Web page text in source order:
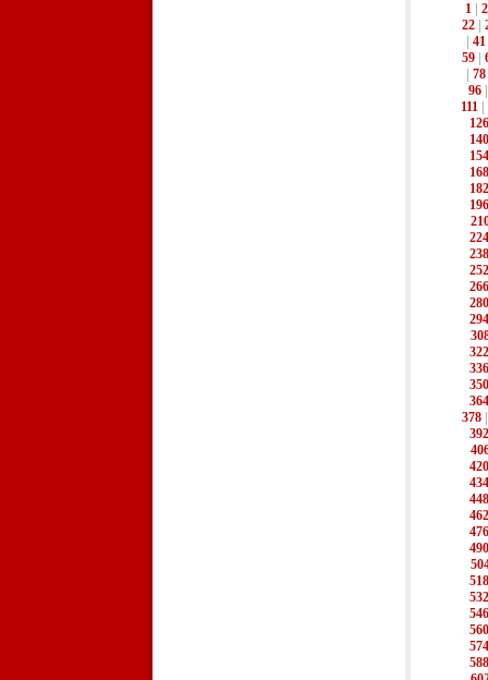
1
2
22|
41
59|
78
96
111|
126
140
154
168
182
196
224
238
252
266
280
294
322
336
350
364
378
392
420
434
448
462
476
490
518
532
546
560
574
588